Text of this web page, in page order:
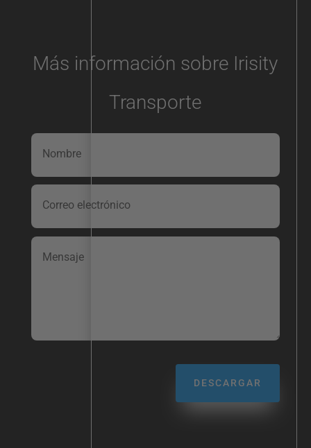
Más información sobre Irisity
Transporte
DESCARGAR